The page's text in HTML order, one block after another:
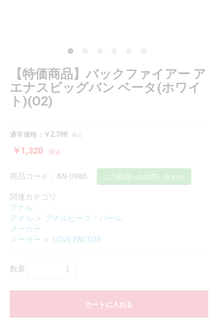
【特価商品】バックファイアー ア
エナスビッグバン ベータ(ホワイ
ト)(O2)
通常価格：￥2,398 税込
￥1,320 税込
商品コード：AN-0986 この商品へのお問い合わせ
関連カテゴリ
アナル
アナル ＞ アナルビーズ・パール
メーカー
メーカー ＞ LOVE FACTOR
数量
カートに入れる